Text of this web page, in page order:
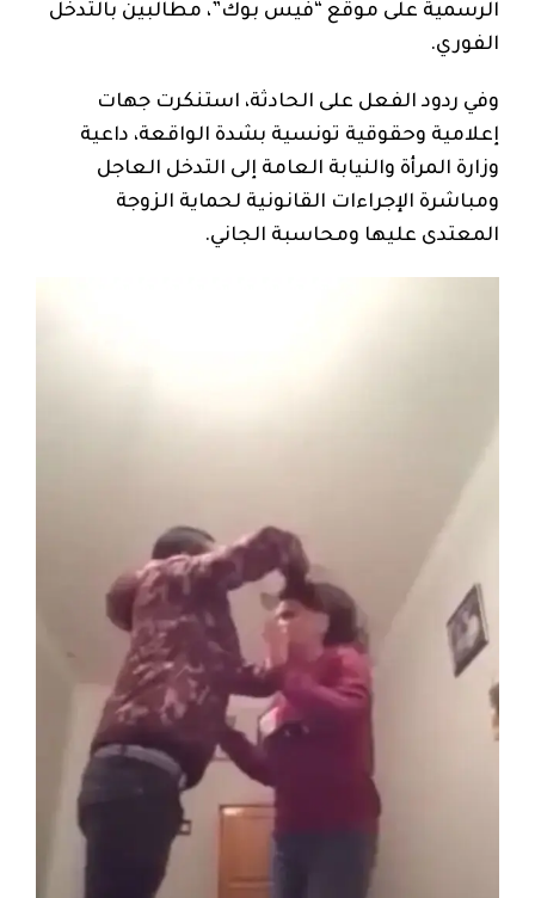
الرسمية على موقع “فيس بوك”، مطالبين بالتدخل
الفوري.
وفي ردود الفعل على الحادثة، استنكرت جهات
إعلامية وحقوقية تونسية بشدة الواقعة، داعية
وزارة المرأة والنيابة العامة إلى التدخل العاجل
ومباشرة الإجراءات القانونية لحماية الزوجة
المعتدى عليها ومحاسبة الجاني.